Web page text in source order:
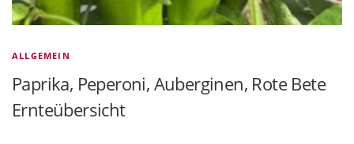
ALLGEMEIN
Paprika, Peperoni, Auberginen, Rote Bete
Ernteübersicht